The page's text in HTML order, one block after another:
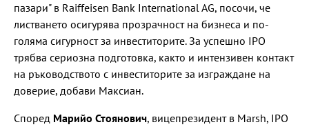
пазари" в Raiffeisen Bank International AG, посочи, че
листването осигурява прозрачност на бизнеса и по-
голяма сигурност за инвеститорите. За успешно IPO
трябва сериозна подготовка, както и интензивен контакт
на ръководството с инвеститорите за изграждане на
доверие, добави Максиан.
Според Марийо Стоянович, вицепрезидент в Marsh, IPO